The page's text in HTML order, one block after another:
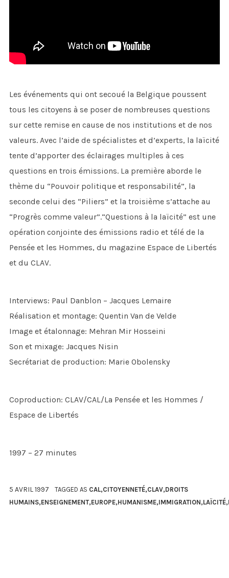
Les événements qui ont secoué la Belgique poussent
tous les citoyens à se poser de nombreuses questions
sur cette remise en cause de nos institutions et de nos
valeurs. Avec l’aide de spécialistes et d’experts, la laïcité
tente d’apporter des éclairages multiples à ces
questions en trois émissions. La première aborde le
thème du “Pouvoir politique et responsabilité”, la
seconde celui des “Piliers” et la troisième s’attache au
“Progrès comme valeur”.“Questions à la laïcité” est une
opération conjointe des émissions radio et télé de la
Pensée et les Hommes, du magazine Espace de Libertés
et du CLAV.
Interviews: Paul Danblon – Jacques Lemaire
Réalisation et montage: Quentin Van de Velde
Image et étalonnage: Mehran Mir Hosseini
Son et mixage: Jacques Nisin
Secrétariat de production: Marie Obolensky
Coproduction: CLAV/CAL/La Pensée et les Hommes /
Espace de Libertés
1997 – 27 minutes
5 AVRIL 1997 TAGGED AS CAL,CITOYENNETÉ,CLAV,DROITS
HUMAINS,ENSEIGNEMENT,EUROPE,HUMANISME,IMMIGRATION,LAÏCITÉ,